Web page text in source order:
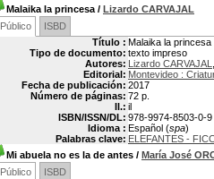
Malaika la princesa / Lizardo CARVAJAL
Público
ISBD
Título : Malaika la princesa
Tipo de documento: texto impreso
Autores: Lizardo CARVAJAL
Editorial: Montevideo :
Fecha de publicación: 2017
Número de páginas: 72 p.
Il.: il
ISBN/ISSN/DL: 978-9974-8503-0-9
Idioma : Español (spa)
Palabras clave: ELEFANTES -
Mi abuela no es la de antes / María José
Público
ISBD